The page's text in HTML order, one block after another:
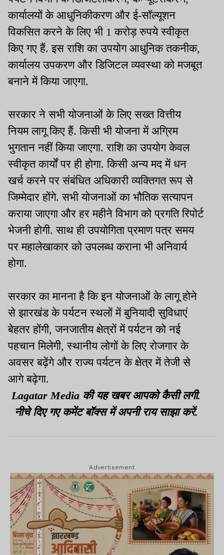
कार्यालयों के आधुनिकीकरण और ई-सॉल्यूशन
विकसित करने के लिए भी 1 करोड़ रुपये स्वीकृत
किए गए हैं. इस राशि का उपयोग आधुनिक तकनीक,
कार्यालय उपकरण और डिजिटल व्यवस्था को मजबूत
बनाने में किया जाएगा.
सरकार ने सभी योजनाओं के लिए सख्त वित्तीय
नियम लागू किए हैं. किसी भी योजना में अग्रिम
भुगतान नहीं किया जाएगा. राशि का उपयोग केवल
स्वीकृत कार्यों पर ही होगा. किसी अन्य मद में धन
खर्च करने पर संबंधित अधिकारी व्यक्तिगत रूप से
जिम्मेदार होंगे. सभी योजनाओं का भौतिक सत्यापन
कराया जाएगा और हर महीने विभाग को प्रगति रिपोर्ट
भेजनी होगी. साथ ही उपयोगिता प्रमाण पत्र समय
पर महालेखाकार को उपलब्ध कराना भी अनिवार्य
होगा.
सरकार का मानना है कि इन योजनाओं के लागू होने
से झारखंड के पर्यटन स्थलों में बुनियादी सुविधाएं
बेहतर होंगी, जनजातीय क्षेत्रों में पर्यटन को नई
पहचान मिलेगी, स्थानीय लोगों के लिए रोजगार के
अवसर बढ़ेंगे और राज्य पर्यटन के क्षेत्र में तेजी से
आगे बढ़ेगा.
Lagatar Media की यह खबर आपको कैसी लगी.
नीचे दिए गए कमेंट बॉक्स में अपनी राय साझा करें.
Advertisement